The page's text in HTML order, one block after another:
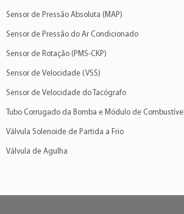
Sensor de Pressão Absoluta (MAP)
Sensor de Pressão do Ar Condicionado
Sensor de Rotação (PMS-CKP)
Sensor de Velocidade (VSS)
Sensor de Velocidade do Tacógrafo
Tubo Corrugado da Bomba e Módulo de Combustível
Válvula Solenoide de Partida a Frio
Válvula de Agulha